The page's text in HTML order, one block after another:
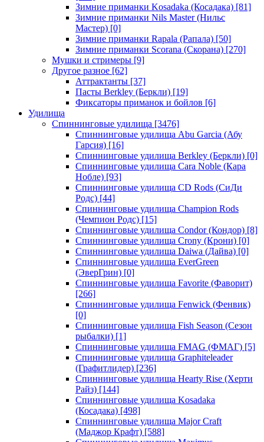
Зимние приманки Kosadaka (Косадака) [81]
Зимние приманки Nils Master (Нильс
Мастер) [0]
Зимние приманки Rapala (Рапала) [50]
Зимние приманки Scorana (Скорана) [270]
Мушки и стримеры [9]
Другое разное [62]
Аттрактанты [37]
Пасты Berkley (Беркли) [19]
Фиксаторы приманок и бойлов [6]
Удилища
Спиннинговые удилища [3476]
Спиннинговые удилища Abu Garcia (Абу
Гарсия) [16]
Спиннинговые удилища Berkley (Беркли) [0]
Спиннинговые удилища Cara Noble (Кара
Нобле) [93]
Спиннинговые удилища CD Rods (СиДи
Родс) [44]
Спиннинговые удилища Champion Rods
(Чемпион Родс) [15]
Спиннинговые удилища Condor (Кондор) [8]
Спиннинговые удилища Crony (Крони) [0]
Спиннинговые удилища Daiwa (Дайва) [0]
Спиннинговые удилища EverGreen
(ЭверГрин) [0]
Спиннинговые удилища Favorite (Фаворит)
[266]
Спиннинговые удилища Fenwick (Фенвик)
[0]
Спиннинговые удилища Fish Season (Сезон
рыбалки) [1]
Спиннинговые удилища FMAG (ФМАГ) [5]
Спиннинговые удилища Graphiteleader
(Графитлидер) [236]
Спиннинговые удилища Hearty Rise (Херти
Райз) [144]
Спиннинговые удилища Kosadaka
(Косадака) [498]
Спиннинговые удилища Major Craft
(Маджор Крафт) [588]